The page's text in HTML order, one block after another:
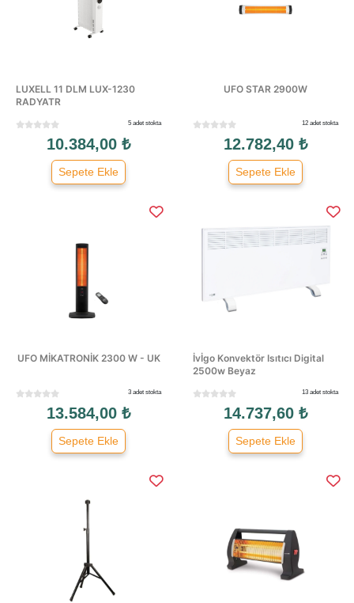
LUXELL 11 DLM LUX-1230
RADYATR
5 adet stokta
10.384,00 ₺
Sepete Ekle
UFO STAR 2900W
12 adet stokta
12.782,40 ₺
Sepete Ekle
UFO MİKATRONİK 2300 W - UK
3 adet stokta
13.584,00 ₺
Sepete Ekle
İvİgo Konvektör Isıtıcı Digital
2500w Beyaz
13 adet stokta
14.737,60 ₺
Sepete Ekle